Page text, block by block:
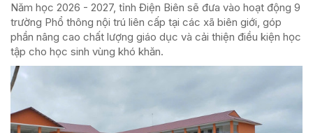
Năm học 2026 - 2027, tỉnh Điện Biên sẽ đưa vào hoạt động 9
trường Phổ thông nội trú liên cấp tại các xã biên giới, góp
phần nâng cao chất lượng giáo dục và cải thiện điều kiện học
tập cho học sinh vùng khó khăn.